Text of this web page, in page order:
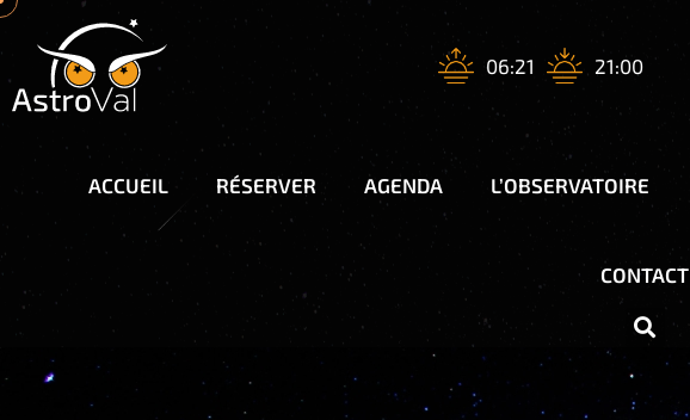
06:21 21:00
ACCUEIL RÉSERVER AGENDA L’OBSERVATOIRE
CONTACT